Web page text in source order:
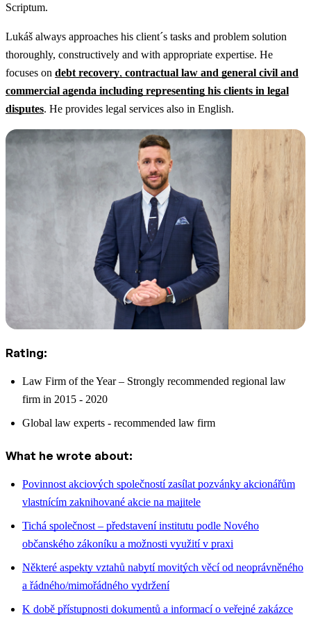
Scriptum.
Lukáš always approaches his client´s tasks and problem solution
thoroughly, constructively and with appropriate expertise. He
focuses on debt recovery, contractual law and general civil and
commercial agenda including representing his clients in legal
disputes. He provides legal services also in English.
Rating:
Law Firm of the Year – Strongly recommended regional law
firm in 2015 - 2020
Global law experts - recommended law firm
What he wrote about:
Povinnost akciových společností zasílat pozvánky akcionářům
vlastnícím zaknihované akcie na majitele
Tichá společnost – představení institutu podle Nového
občanského zákoníku a možnosti využití v praxi
Některé aspekty vztahů nabytí movitých věcí od neoprávněného
a řádného/mimořádného vydržení
K době přístupnosti dokumentů a informací o veřejné zakázce